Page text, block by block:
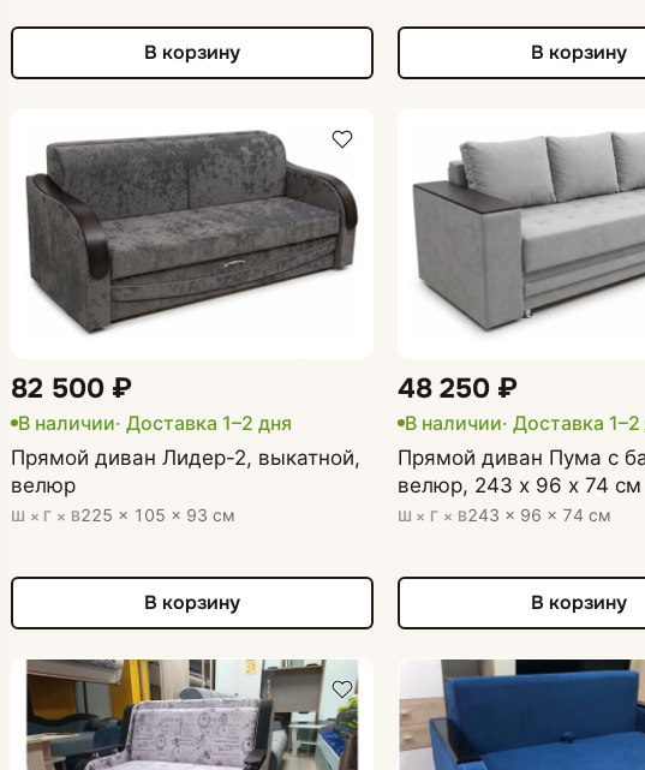
В корзину В корзину
82 500 ₽
В наличии· Доставка 1–2 дня
Прямой диван Лидер-2, выкатной,
велюр
Ш × Г × В225 × 105 × 93 см
В корзину
48 250 ₽
В наличии· Доставка
Прямой диван Пума с
велюр, 243 х 96 х 74 см
Ш × Г × В243 × 96 × 74 см
В корзину